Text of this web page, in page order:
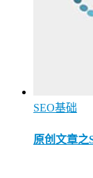
SEO基础
原创文章之